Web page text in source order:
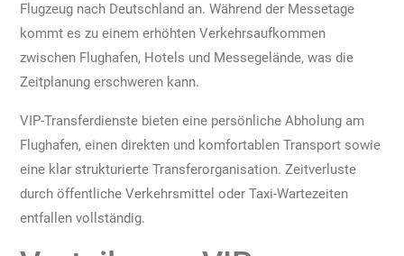
Flugzeug nach Deutschland an. Während der Messetage
kommt es zu einem erhöhten Verkehrsaufkommen
zwischen Flughafen, Hotels und Messegelände, was die
Zeitplanung erschweren kann.
VIP-Transferdienste bieten eine persönliche Abholung am
Flughafen, einen direkten und komfortablen Transport sowie
eine klar strukturierte Transferorganisation. Zeitverluste
durch öffentliche Verkehrsmittel oder Taxi-Wartezeiten
entfallen vollständig.